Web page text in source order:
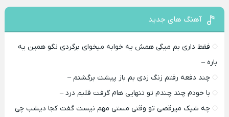
آهنگ های جدید
فقط داری بم میگی همش یه خوابه میخوای برگردی نگو همین یه
باره –
چند دفعه رفتم زنگ زدی بم باز پیشت برگشتم –
با خودم چند چندم تو تنهایی هام گرفت قلبم درد –
چه شیک میرقصی تو وقتی مستی مهم نیست گفت کجا دیشب چی